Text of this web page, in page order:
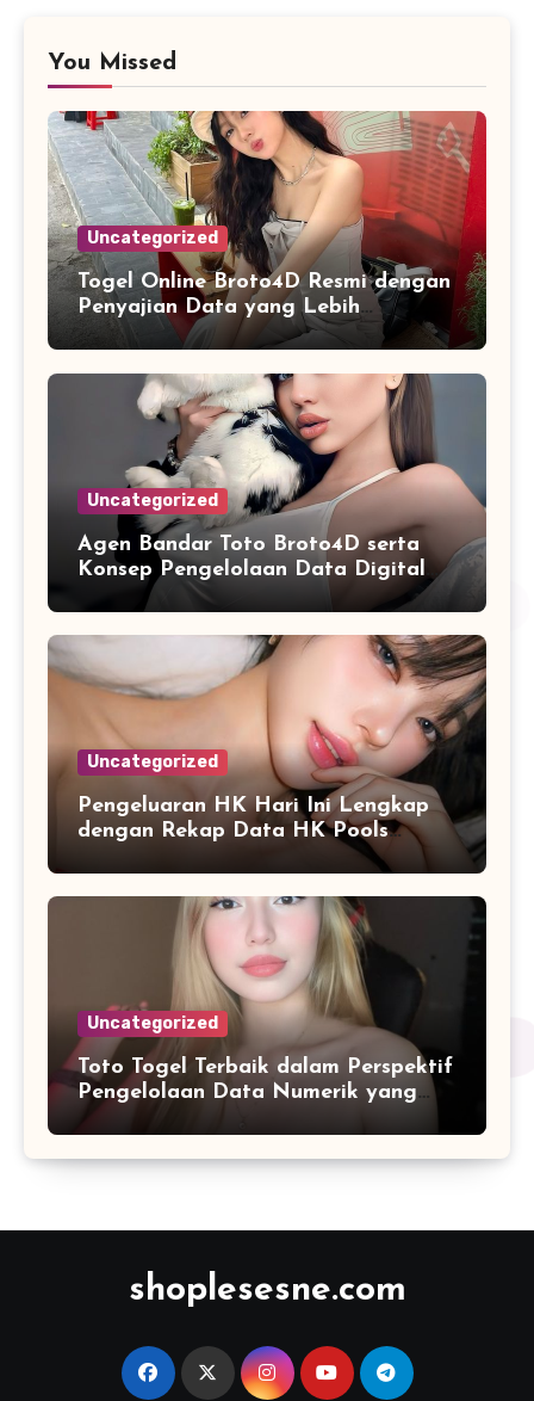
You Missed
Uncategorized
Togel Online Broto4D Resmi dengan
Penyajian Data yang Lebih
Sistematis
Uncategorized
Agen Bandar Toto Broto4D serta
Konsep Pengelolaan Data Digital
yang Lebih Terstruktur
Uncategorized
Pengeluaran HK Hari Ini Lengkap
dengan Rekap Data HK Pools
Uncategorized
Toto Togel Terbaik dalam Perspektif
Pengelolaan Data Numerik yang
shoplesesne.com